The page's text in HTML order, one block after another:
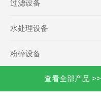
过滤设备
水处理设备
粉碎设备
查看全部产品 >>